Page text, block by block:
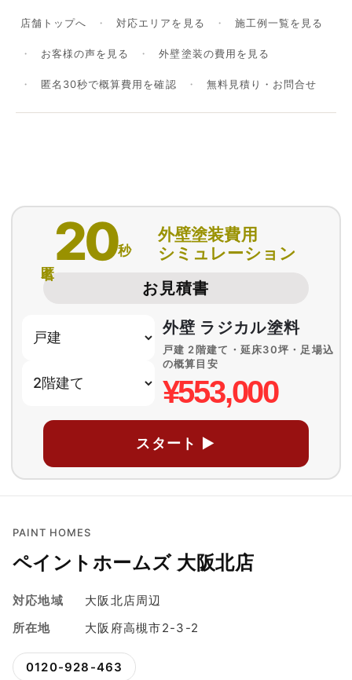
店舗トップへ 対応エリアを見る 施工例一覧を見る
お客様の声を見る 外壁塗装の費用を見る
匿名30秒で概算費用を確認 無料見積り・お問合せ
20秒
外壁塗装費用
シミュレーション
お見積書
外壁 ラジカル塗料
戸建 2階建て・延床30坪・足場込
の概算目安
¥553,000
スタート ▶
PAINT HOMES
ペイントホームズ 大阪北店
対応地域
大阪北店周辺
所在地
大阪府高槻市2-3-2
0120-928-463